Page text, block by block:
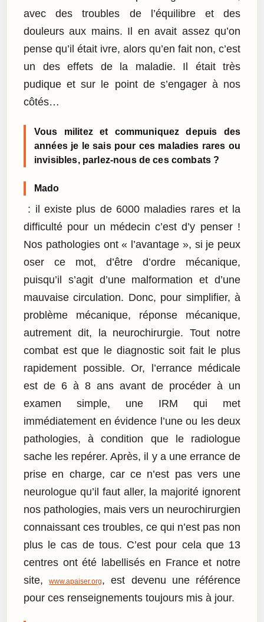
avec des troubles de l’équilibre et des
douleurs aux mains. Il en avait assez qu’on
pense qu’il était ivre, alors qu’en fait non, c’est
un des effets de la maladie. Il était très
pudique et sur le point de s’engager à nos
côtés…
Vous militez et communiquez depuis des
années je le sais pour ces maladies rares ou
invisibles, parlez-nous de ces combats ?
Mado
: il existe plus de 6000 maladies rares et la
difficulté pour un médecin c’est d’y penser !
Nos pathologies ont « l’avantage », si je peux
oser ce mot, d’être d’ordre mécanique,
puisqu’il s’agit d’une malformation et d’une
mauvaise circulation. Donc, pour simplifier, à
problème mécanique, réponse mécanique,
autrement dit, la neurochirurgie. Tout notre
combat est que le diagnostic soit fait le plus
rapidement possible. Or, l’errance médicale
est de 6 à 8 ans avant de procéder à un
examen simple, une IRM qui met
immédiatement en évidence l’une ou les deux
pathologies, à condition que le radiologue
sache les repérer. Après, il y a une errance de
prise en charge, car ce n’est pas vers une
neurologue qu’il faut aller, la majorité ignorent
nos pathologies, mais vers un neurochirurgien
connaissant ces troubles, ce qui n’est pas non
plus le cas de tous. C’est pour cela que 13
centres ont été labellisés en France et notre
site,www.apaiser.org, est devenu une référence
pour ces renseignements toujours mis à jour.